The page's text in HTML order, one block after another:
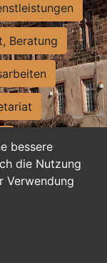
bessere
die Nutzung
Verwendung
Beratung